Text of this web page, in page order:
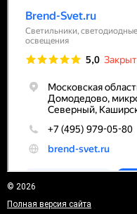
© 2026
Полная версия сайта